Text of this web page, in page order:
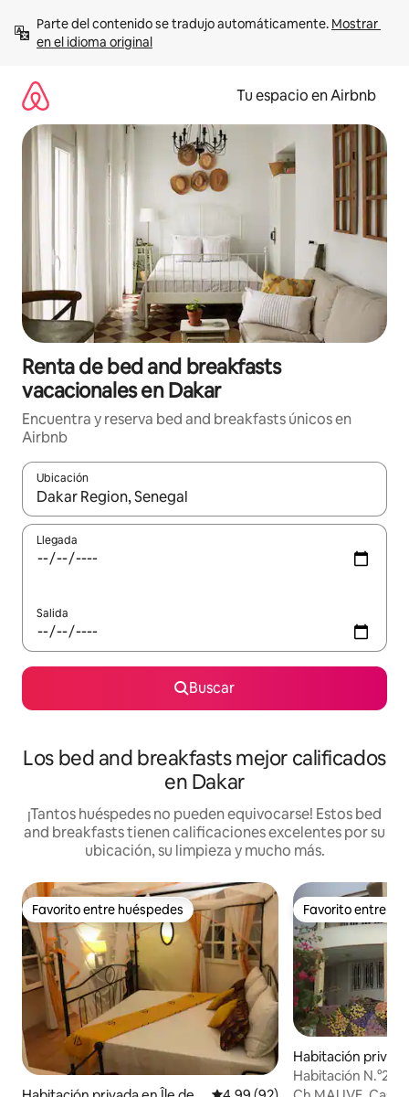
contenido
Parte del contenido se tradujo automáticamente. Mostrar
en el idioma original
Tu espacio en Airbnb
Renta de bed and breakfasts
vacacionales en Dakar
Encuentra y reserva bed and breakfasts únicos en
Airbnb
Ubicación
Cuando los resultados estén disponibles, podrás navegar
Llegada
Salida
Buscar
Los bed and breakfasts mejor calificados
en Dakar
¡Tantos huéspedes no pueden equivocarse! Estos bed
and breakfasts tienen calificaciones excelentes por su
ubicación, su limpieza y mucho más.
Favorito entre huéspedes
Favorito entre huéspedes Favorito entre
Favorito entre
Habitación
ode
Habitación N.°2
paradisíaco